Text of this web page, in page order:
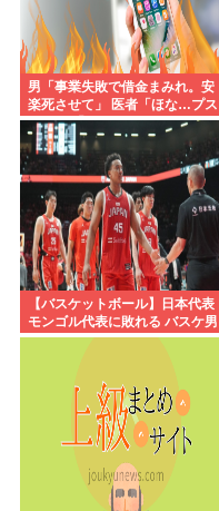
男「事業失敗で借金まみれ。安
楽死させて」 医者「ほな…プス
ッ」→ 「やっぱ死にたくないよ
ぉ」 医者「えぇ…」 死亡
【バスケットボール】日本代表
モンゴル代表に敗れる バスケ男
子